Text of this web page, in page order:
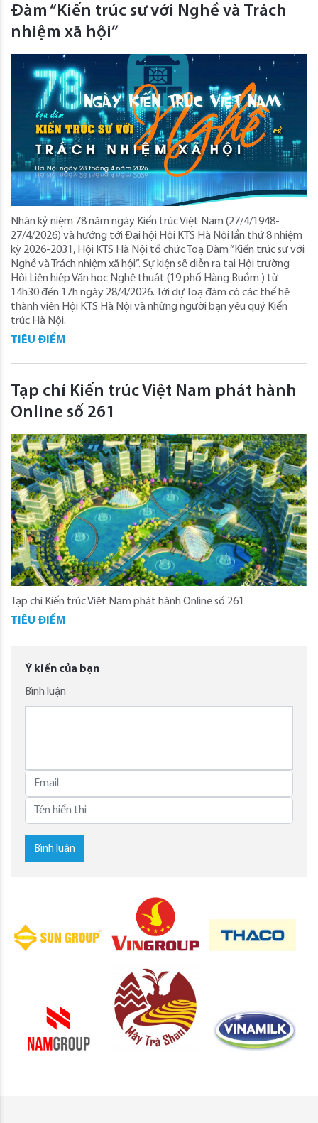
Đàm “Kiến trúc sư với Nghề và Trách
nhiệm xã hội”
Nhân kỷ niệm 78 năm ngày Kiến trúc Việt Nam (27/4/1948-
27/4/2026) và hướng tới Đại hội Hội KTS Hà Nội lần thứ 8 nhiệm
kỳ 2026-2031, Hội KTS Hà Nội tổ chức Toạ Đàm “Kiến trúc sư với
Nghề và Trách nhiệm xã hội”. Sự kiện sẽ diễn ra tại Hội trường
Hội Liên hiệp Văn học Nghệ thuật (19 phố Hàng Buồm ) từ
14h30 đến 17h ngày 28/4/2026. Tới dự Toạ đàm có các thế hệ
thành viên Hội KTS Hà Nội và những người bạn yêu quý Kiến
trúc Hà Nội.
TIÊU ĐIỂM
Tạp chí Kiến trúc Việt Nam phát hành
Online số 261
Tạp chí Kiến trúc Việt Nam phát hành Online số 261
TIÊU ĐIỂM
Ý kiến của bạn
Bình luận
Bình luận